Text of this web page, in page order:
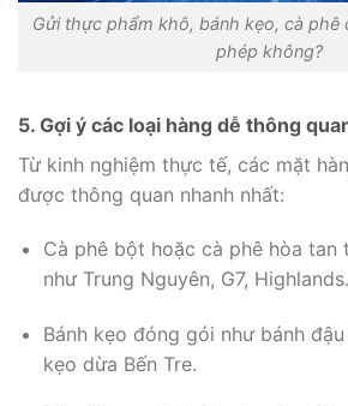
Gửi thực phẩm khô, bánh kẹo, cà phê
phép không?
5. Gợi ý các loại hàng dễ thông
Từ kinh nghiệm thực tế, các mặt
được thông quan nhanh nhất:
Cà phê bột hoặc cà phê hòa tan
như Trung Nguyên, G7, Highlands.
Bánh kẹo đóng gói như bánh
kẹo dừa Bến Tre.